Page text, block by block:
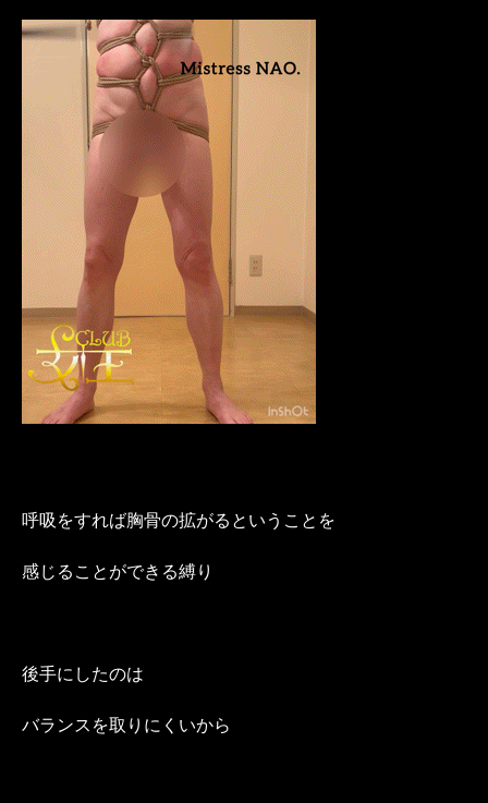
呼吸をすれば胸骨の拡がるということを
感じることができる縛り
後手にしたのは
バランスを取りにくいから